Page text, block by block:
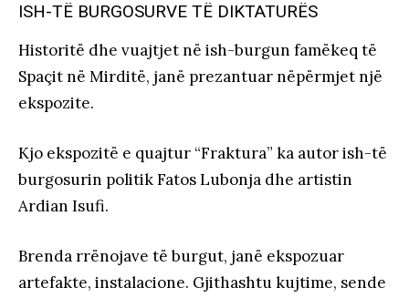
ISH-TË BURGOSURVE TË DIKTATURËS
Historitë dhe vuajtjet në ish-burgun famëkeq të
Spaçit në Mirditë, janë prezantuar nëpërmjet një
ekspozite.
Kjo ekspozitë e quajtur “Fraktura” ka autor ish-të
burgosurin politik Fatos Lubonja dhe artistin
Ardian Isufi.
Brenda rrënojave të burgut, janë ekspozuar
artefakte, instalacione. Gjithashtu kujtime, sende